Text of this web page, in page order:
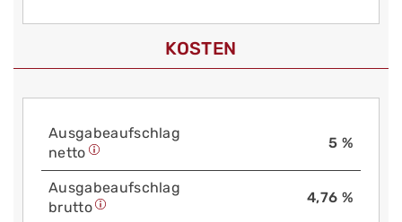
KOSTEN
Aus­gabe­auf­schlag
netto
5 %
Aus­gabe­auf­schlag
brutto
4,76 %